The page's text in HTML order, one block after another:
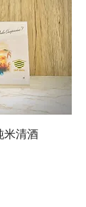
米清酒